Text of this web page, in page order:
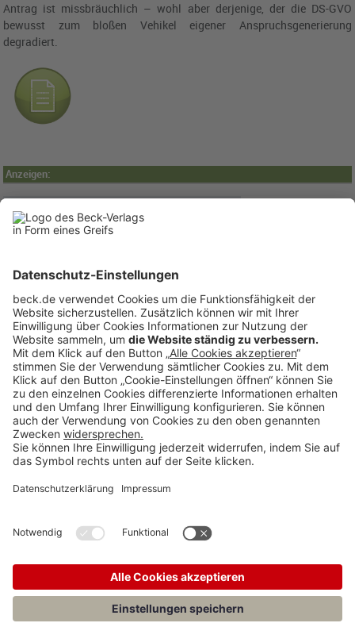
Antrag ist missbräuchlich – wohl aber derjenige, der die DS-GVO
bewusst zum bloßen Vehikel eigener Anspruchsgenerierung
degradiert.
Anzeigen:
BECK Stellenmarkt